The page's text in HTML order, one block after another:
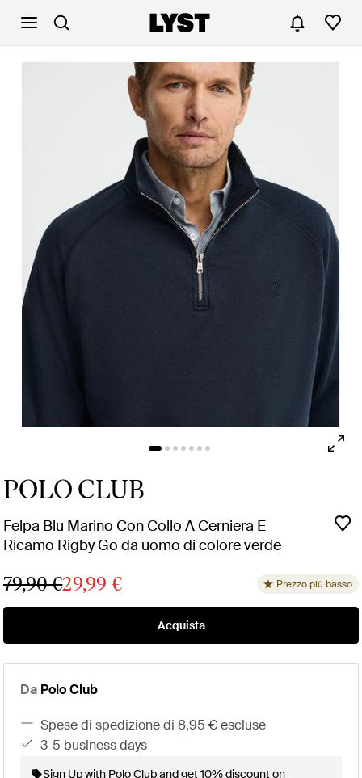
POLO CLUB
Felpa Blu Marino Con Collo A Cerniera E
Ricamo Rigby Go da uomo di colore verde
79,90 €29,99 € Prezzo più basso
Acquista
Da Polo Club
spese di spedizione di 8,95 € escluse
3-5 business days
Sign Up with Polo Club and get 10% discount on